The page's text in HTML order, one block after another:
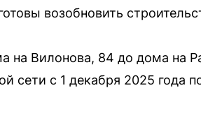
возобновить
на Вилонова, 84 до дома на
сети с 1 декабря 2025 года